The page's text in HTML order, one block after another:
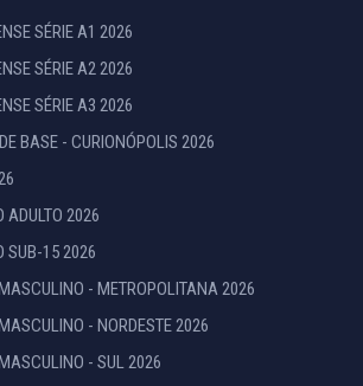
SÉRIE A1 2026
SÉRIE A2 2026
SÉRIE A3 2026
BASE - CURIONÓPOLIS 2026
ADULTO 2026
SUB-15 2026
- METROPOLITANA 2026
- NORDESTE 2026
- SUL 2026